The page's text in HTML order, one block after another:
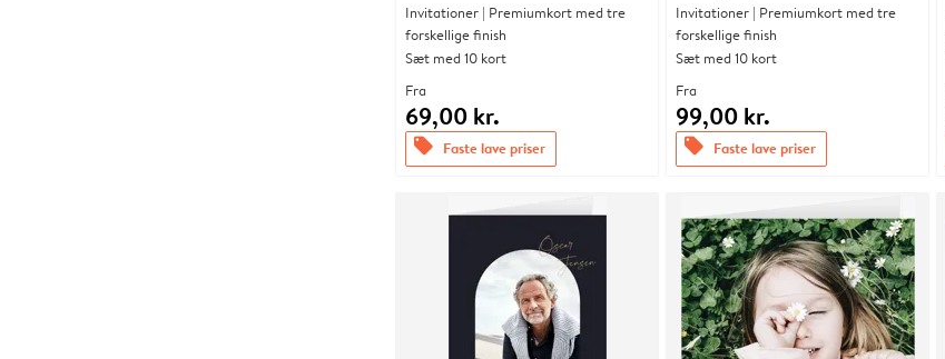
Invitationer | Premiumkort med tre
forskellige finish
Sæt med 10 kort
Fra
69,00 kr.
offers Faste lave priser
Invitationer | Premiumkort med tre
forskellige finish
Sæt med 10 kort
Fra
99,00 kr.
offers Faste lave priser